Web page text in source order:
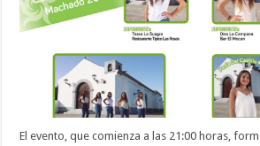
El evento, que comienza a las 21:00 horas,